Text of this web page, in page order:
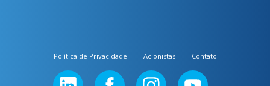
Política de Privacidade Acionistas Contato